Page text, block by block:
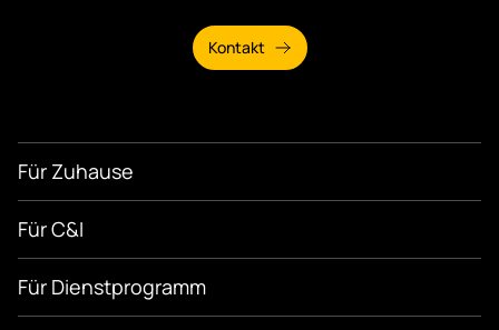
Kontakt
Für Zuhause
Für C&I
Für Dienstprogramm